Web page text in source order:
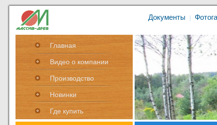
Документы
Главная
Видео о компании
Производство
Новинки
Где купить